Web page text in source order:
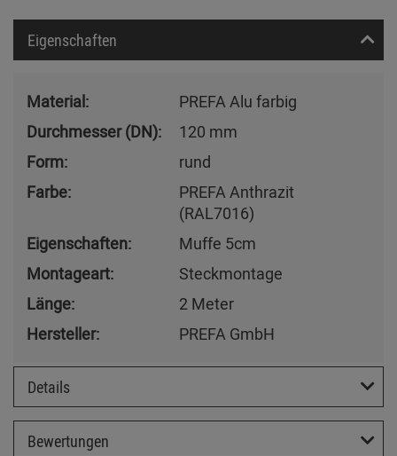
Eigenschaften
Material:
PREFA Alu farbig
Durchmesser (DN):
120 mm
Form:
rund
Farbe:
PREFA Anthrazit
(RAL7016)
Eigenschaften:
Muffe 5cm
Montageart:
Steckmontage
Länge:
2 Meter
Hersteller:
PREFA GmbH
Details
Bewertungen